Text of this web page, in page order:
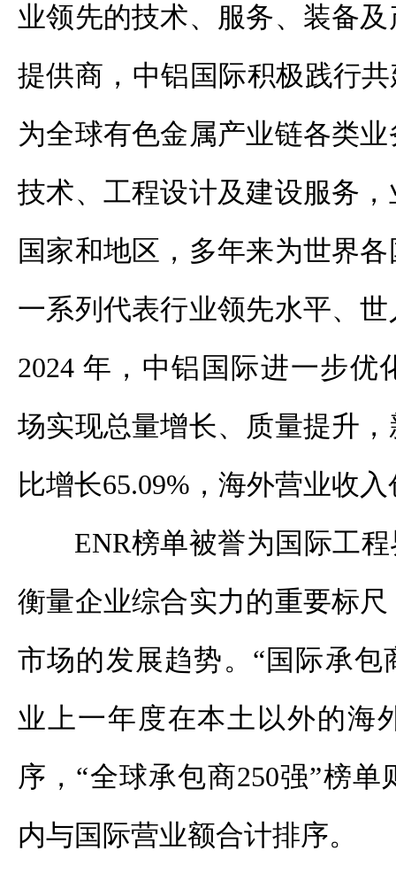
业领先的技术、服务、装备
提供商，中铝国际积极践行
为全球有色金属产业链各类
技术、工程设计及建设服务
国家和地区，多年来为世界
一系列代表行业领先水平、
2024 年，中铝国际进一步优
场实现总量增长、质量提升
比增长65.09% ，海外营业收
ENR榜单被誉为国际工
衡量企业综合实力的重要标
市场的发展趋势。“国际承包
业上一年度在本土以外的海
序，“全球承包商250强”榜单
内与国际营业额合计排序。